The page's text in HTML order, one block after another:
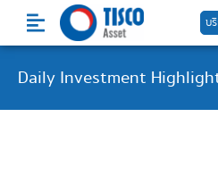
content
บ
Daily Investment